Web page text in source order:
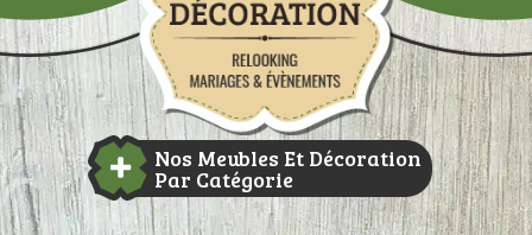
Nos Meubles Et Décoration
Par Catégorie